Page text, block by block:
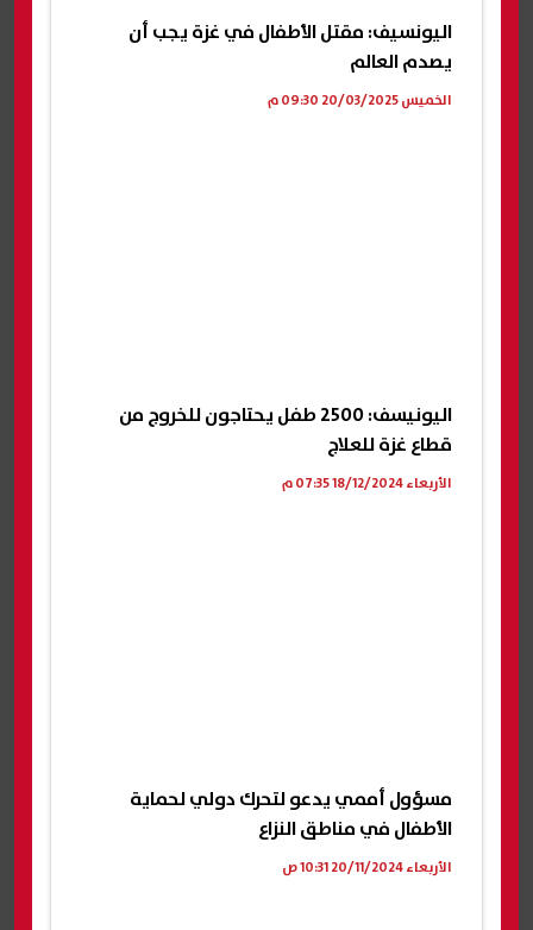
اليونسيف: مقتل الأطفال في غزة يجب أن
يصدم العالم
الخميس 20/03/2025 09:30 م
اليونيسف: 2500 طفل يحتاجون للخروج من
قطاع غزة للعلاج
الأربعاء 18/12/2024 07:35 م
مسؤول أممي يدعو لتحرك دولي لحماية
الأطفال في مناطق النزاع
الأربعاء 20/11/2024 10:31 ص